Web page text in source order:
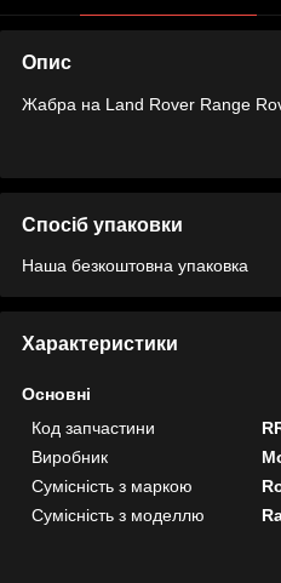
Опис
Жабра на Land Rover Range
Спосіб упаковки
Наша безкоштовна упаковка
Характеристики
Основні
Код запчастини
Виробник
Сумісність з маркою
Сумісність з моделлю